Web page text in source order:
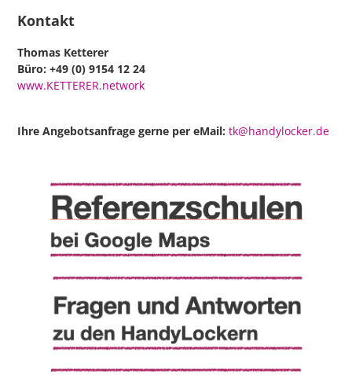
Kontakt
Thomas Ketterer
Büro: +49 (0) 9154 12 24
www.KETTERER.network
Ihre Angebotsanfrage gerne per eMail:tk@handylocker.de